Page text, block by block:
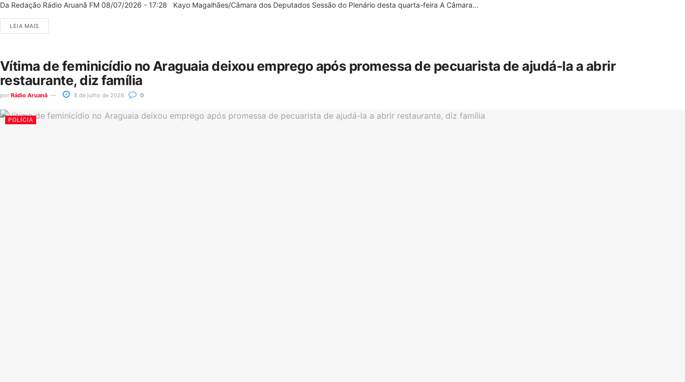
Da Redação Rádio Aruanã FM 08/07/2026 - 17:28 Kayo Magalhães/Câmara dos Deputados Sessão do Plenário desta quarta-feira A Câmara...
LEIA MAIS
Vítima de feminicídio no Araguaia deixou emprego após promessa de pecuarista de ajudá-la a abrir
restaurante, diz família
por Rádio Aruanã 8 de julho de 2026 0
POLÍCIA